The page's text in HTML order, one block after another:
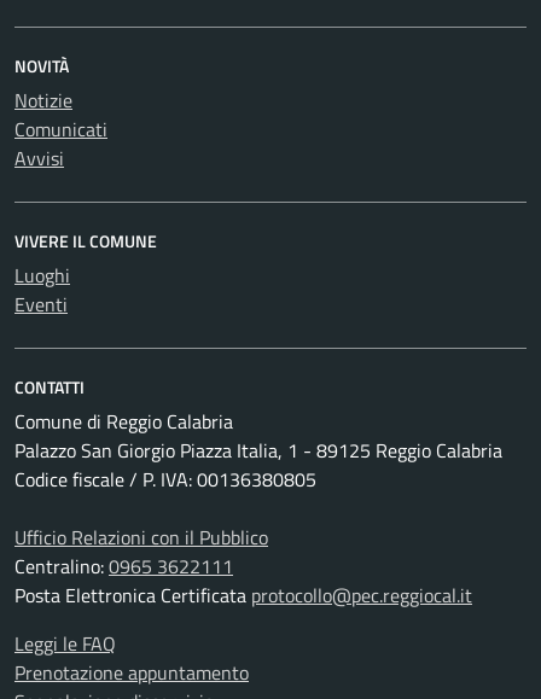
NOVITÀ
Notizie
Comunicati
Avvisi
VIVERE IL COMUNE
Luoghi
Eventi
CONTATTI
Comune di Reggio Calabria
Palazzo San Giorgio Piazza Italia, 1 - 89125 Reggio Calabria
Codice fiscale / P. IVA: 00136380805
Ufficio Relazioni con il Pubblico
Centralino:0965 3622111
Posta Elettronica Certificata protocollo@pec.reggiocal.it
Leggi le FAQ
Prenotazione appuntamento